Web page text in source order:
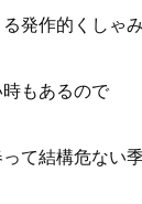
発作的くしゃ
もあるので
て結構危ない